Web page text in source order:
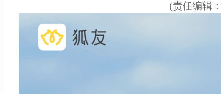
(责任编辑